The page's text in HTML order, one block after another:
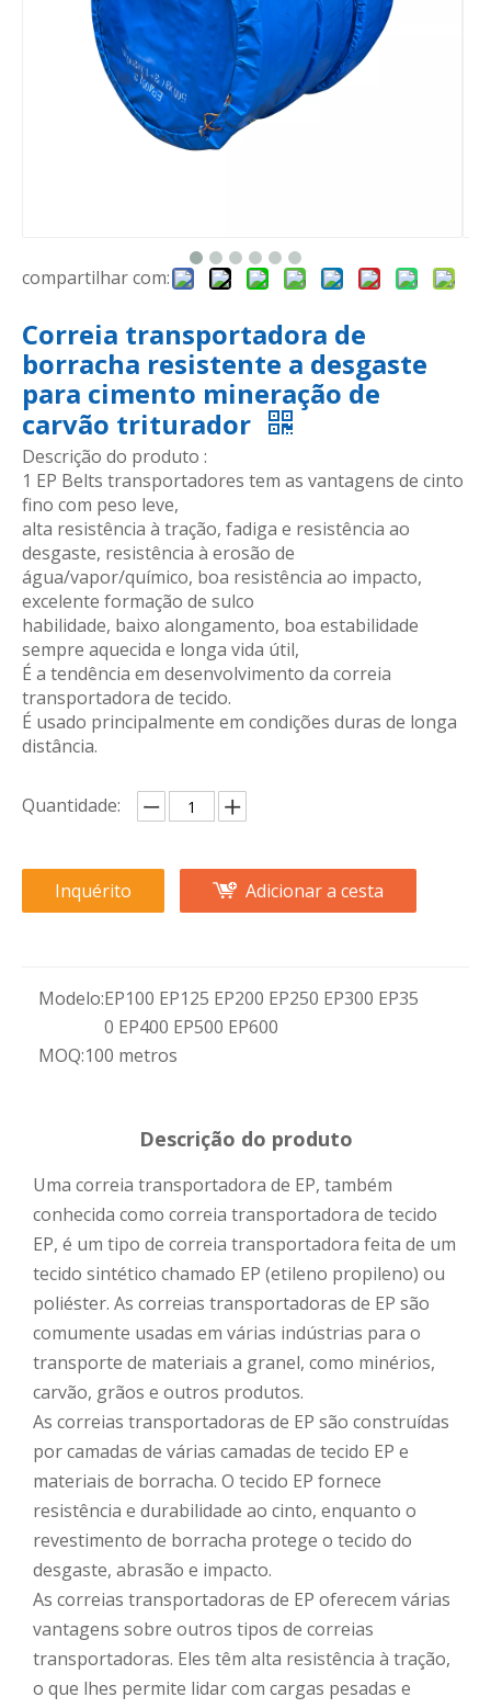
compartilhar com:
Correia transportadora de
borracha resistente a desgaste
para cimento mineração de
carvão triturador
Descrição do produto :
1 EP Belts transportadores tem as vantagens de cinto
fino com peso leve,
alta resistência à tração, fadiga e resistência ao
desgaste, resistência à erosão de
água/vapor/químico, boa resistência ao impacto,
excelente formação de sulco
habilidade, baixo alongamento, boa estabilidade
sempre aquecida e longa vida útil,
É a tendência em desenvolvimento da correia
transportadora de tecido.
É usado principalmente em condições duras de longa
distância.
Quantidade:
Inquérito Adicionar a cesta
Modelo:EP100 EP125 EP200 EP250 EP300 EP35
0 EP400 EP500 EP600
MOQ:100 metros
Descrição do produto
Uma correia transportadora de EP, também
conhecida como correia transportadora de tecido
EP, é um tipo de correia transportadora feita de um
tecido sintético chamado EP (etileno propileno) ou
poliéster. As correias transportadoras de EP são
comumente usadas em várias indústrias para o
transporte de materiais a granel, como minérios,
carvão, grãos e outros produtos.
As correias transportadoras de EP são construídas
por camadas de várias camadas de tecido EP e
materiais de borracha. O tecido EP fornece
resistência e durabilidade ao cinto, enquanto o
revestimento de borracha protege o tecido do
desgaste, abrasão e impacto.
As correias transportadoras de EP oferecem várias
vantagens sobre outros tipos de correias
transportadoras. Eles têm alta resistência à tração,
o que lhes permite lidar com cargas pesadas e